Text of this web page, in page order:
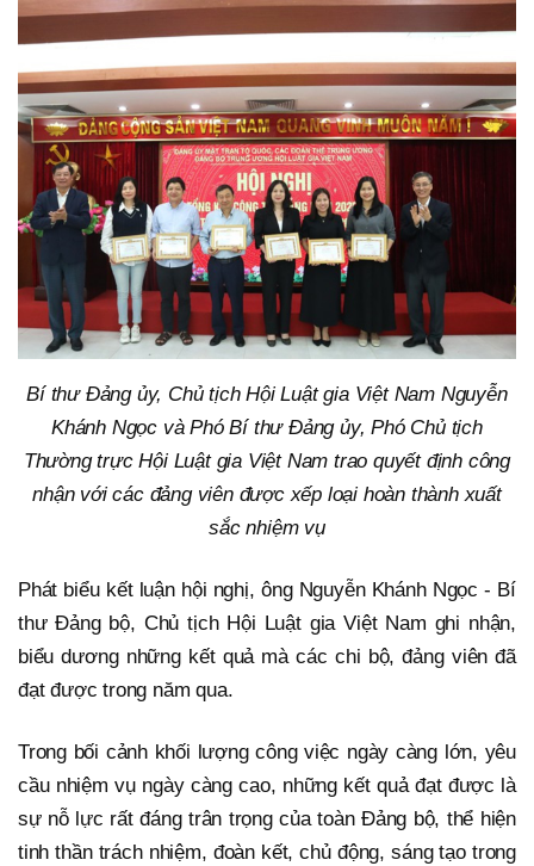
Bí thư Đảng ủy, Chủ tịch Hội Luật gia Việt Nam Nguyễn
Khánh Ngọc và Phó Bí thư Đảng ủy, Phó Chủ tịch
Thường trực Hội Luật gia Việt Nam trao quyết định công
nhận với các đảng viên được xếp loại hoàn thành xuất
sắc nhiệm vụ
Phát biểu kết luận hội nghị, ông Nguyễn Khánh Ngọc - Bí
thư Đảng bộ, Chủ tịch Hội Luật gia Việt Nam ghi nhận,
biểu dương những kết quả mà các chi bộ, đảng viên đã
đạt được trong năm qua.
Trong bối cảnh khối lượng công việc ngày càng lớn, yêu
cầu nhiệm vụ ngày càng cao, những kết quả đạt được là
sự nỗ lực rất đáng trân trọng của toàn Đảng bộ, thể hiện
tinh thần trách nhiệm, đoàn kết, chủ động, sáng tạo trong